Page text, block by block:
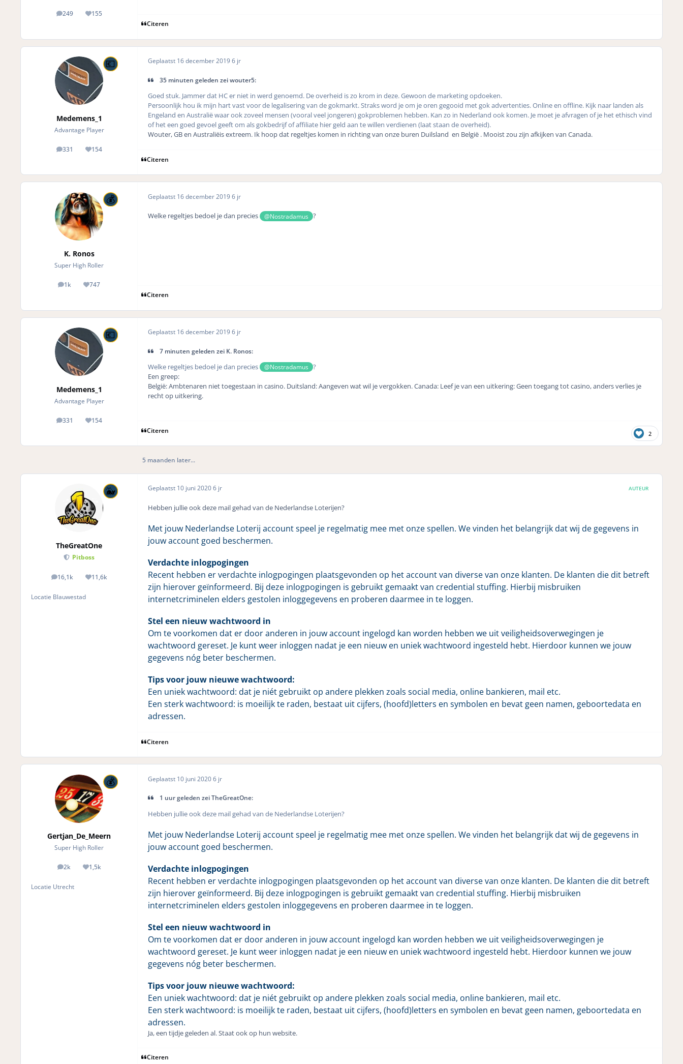
249
posts 155
Reputation
Citeren
Medemens_1
Advantage Player
331
posts 154
Reputation
Geplaatst 16 december 20196 jr
35 minuten geleden zei wouter5:
Goed stuk. Jammer dat HC er niet in werd genoemd. De overheid is zo krom in deze. Gewoon de marketing opdoeken.
Persoonlijk hou ik mijn hart vast voor de legalisering van de gokmarkt. Straks word je om je oren gegooid met gok advertenties. Online en offline. Kijk naar landen als
Engeland en Australië waar ook zoveel mensen (vooral veel jongeren) gokproblemen hebben. Kan zo in Nederland ook komen. Je moet je afvragen of je het ethisch vind
of het een goed gevoel geeft om als gokbedrijf of affiliate hier geld aan te willen verdienen (laat staan de overheid).
Wouter, GB en Australiëis extreem. Ik hoop dat regeltjes komen in richting van onze buren Duilsland en België . Mooist zou zijn afkijken van Canada.
Citeren
K. Ronos
Super High Roller
1k
posts 747
Reputation
Geplaatst 16 december 20196 jr
Welke regeltjes bedoel je dan precies @Nostradamus ?
Citeren
Medemens_1
Advantage Player
331
posts 154
Reputation
Geplaatst 16 december 20196 jr
7 minuten geleden zei K. Ronos:
Welke regeltjes bedoel je dan precies @Nostradamus
?
Een greep:
België: Ambtenaren niet toegestaan in casino. Duitsland: Aangeven wat wil je vergokken. Canada: Leef je van een uitkering: Geen toegang tot casino, anders verlies je
recht op uitkering.
Citeren 2
5 maanden later...
TheGreatOne
Pitboss
16,1k
posts 11,6k
Reputation
Locatie Blauwestad
Geplaatst 10 juni 20206 jr AUTEUR
Hebben jullie ook deze mail gehad van de Nederlandse Loterijen?
Met jouw Nederlandse Loterij account speel je regelmatig mee met onze spellen. We vinden het belangrijk dat wij de gegevens in
jouw account goed beschermen.
Verdachte inlogpogingen
Recent hebben er verdachte inlogpogingen plaatsgevonden op het account van diverse van onze klanten. De klanten die dit betreft
zijn hierover geïnformeerd. Bij deze inlogpogingen is gebruikt gemaakt van credential stuffing. Hierbij misbruiken
internetcriminelen elders gestolen inloggegevens en proberen daarmee in te loggen.
Stel een nieuw wachtwoord in
Om te voorkomen dat er door anderen in jouw account ingelogd kan worden hebben we uit veiligheidsoverwegingen je
wachtwoord gereset. Je kunt weer inloggen nadat je een nieuw en uniek wachtwoord ingesteld hebt. Hierdoor kunnen we jouw
gegevens nóg beter beschermen.
Tips voor jouw nieuwe wachtwoord:
Een uniek wachtwoord: dat je niét gebruikt op andere plekken zoals social media, online bankieren, mail etc.
Een sterk wachtwoord: is moeilijk te raden, bestaat uit cijfers, (hoofd)letters en symbolen en bevat geen namen, geboortedata en
adressen.
Citeren
Gertjan_De_Meern
Super High Roller
2k
posts 1,5k
Reputation
Locatie Utrecht
Geplaatst 10 juni 20206 jr
1 uur geleden zei TheGreatOne:
Hebben jullie ook deze mail gehad van de Nederlandse Loterijen?
Met jouw Nederlandse Loterij account speel je regelmatig mee met onze spellen. We vinden het belangrijk dat wij de gegevens in
jouw account goed beschermen.
Verdachte inlogpogingen
Recent hebben er verdachte inlogpogingen plaatsgevonden op het account van diverse van onze klanten. De klanten die dit betreft
zijn hierover geïnformeerd. Bij deze inlogpogingen is gebruikt gemaakt van credential stuffing. Hierbij misbruiken
internetcriminelen elders gestolen inloggegevens en proberen daarmee in te loggen.
Stel een nieuw wachtwoord in
Om te voorkomen dat er door anderen in jouw account ingelogd kan worden hebben we uit veiligheidsoverwegingen je
wachtwoord gereset. Je kunt weer inloggen nadat je een nieuw en uniek wachtwoord ingesteld hebt. Hierdoor kunnen we jouw
gegevens nóg beter beschermen.
Tips voor jouw nieuwe wachtwoord:
Een uniek wachtwoord: dat je niét gebruikt op andere plekken zoals social media, online bankieren, mail etc.
Een sterk wachtwoord: is moeilijk te raden, bestaat uit cijfers, (hoofd)letters en symbolen en bevat geen namen, geboortedata en
adressen.
Ja, een tijdje geleden al. Staat ook op hun website.
Citeren